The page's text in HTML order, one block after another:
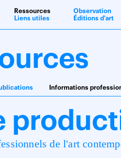
Ressources
Liens utiles
Observation
Éditions d'art
Informations
de l'art